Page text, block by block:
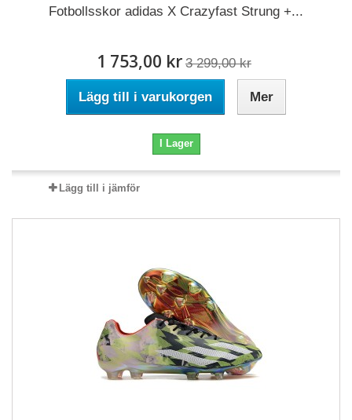
Fotbollsskor adidas X Crazyfast Strung +...
1 753,00 kr 3 299,00 kr
Lägg till i varukorgen Mer
I Lager
Lägg till i jämför